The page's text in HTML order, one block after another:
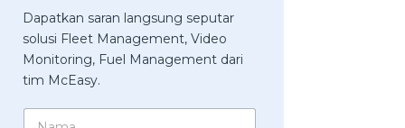
Dapatkan saran langsung seputar
solusi Fleet Management, Video
Monitoring, Fuel Management dari
tim McEasy.
N